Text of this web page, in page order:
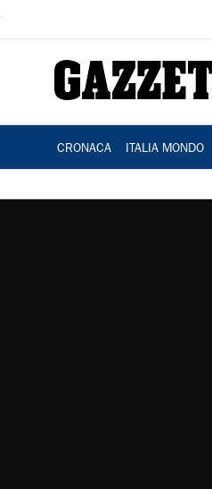
CRONACA ITALIA MONDO